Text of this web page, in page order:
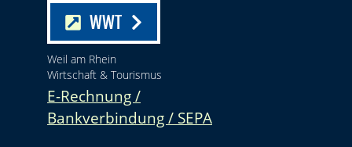
WWT
Weil am Rhein
Wirtschaft & Tourismus
E-Rechnung /
Bankverbindung / SEPA